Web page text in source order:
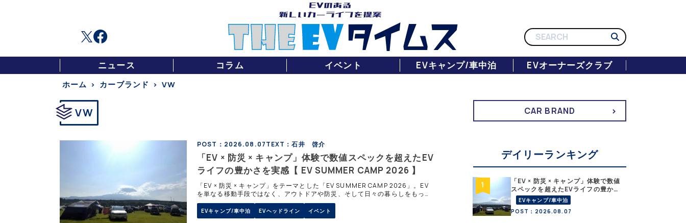
ニュース コラム イベント EVキャンプ/車中泊 EVオーナーズクラブ
ホーム カーブランド VW
VW
POST：2026.08.07TEXT：石井 啓介
「EV × 防災 × キャンプ」体験で数値スペックを超えたEV
ライフの豊かさを実感【 EV SUMMER CAMP 2026 】
「EV × 防災 × キャンプ」をテーマとした「EV SUMMER CAMP 2026」。EV
を単なる移動手段ではなく、アウトドアや防災、そして日々の暮らしをもっと
豊かにするパートナーとして体験できるイベントとして会場には軽EVから輸入
EVまで、多彩な車種が集結。思い思いのスタイルでキャンプを楽しむ姿があっ
た。
EVキャンプ/車中泊 EVヘッドライン イベント
CAR BRAND
デイリーランキング
「EV × 防災 × キャンプ」体験で数値
スペックを超えたEVライフの豊かさ
を実感【 EV SUMMER CAMP 2026
】
EVキャンプ/車中泊
POST：2026.08.07